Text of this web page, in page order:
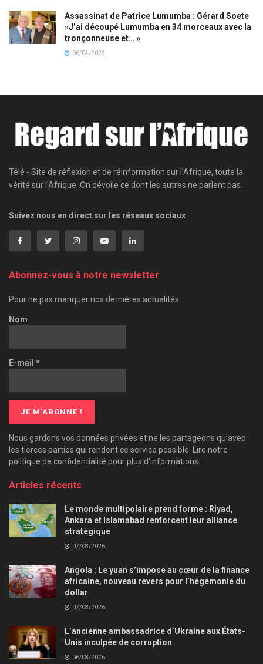
Assassinat de Patrice Lumumba : Gérard Soete
»J’ai découpé Lumumba en 34 morceaux avec la
tronçonneuse et… »
06/04/2023
Télé - Site de réflexion et de réinformation sur l'Afrique, toute la
vérité sur l'Afrique. On dévoile ce dont les autres ne parlent pas.
Suivez nous en direct sur les réseaux sociaux
Abonnez-vous à notre newsletter
Pour ne pas manquer nos dernières actualités.
Nom
E-mail *
Nous gardons vos données privées et ne les partageons qu’avec
les tierces parties qui rendent ce service possible. Lire notre
politique de confidentialité pour plus d’informations.
Articles récents
Le monde multipolaire prend forme : Riyad,
Ankara et Islamabad renforcent leur alliance
stratégique
07/08/2026
Angola : Le yuan s’impose au cœur de la finance
africaine, nouveau revers pour l’hégémonie du
dollar
07/08/2026
L’ancienne ambassadrice d’Ukraine aux États-
Unis inculpée de corruption
06/08/2026